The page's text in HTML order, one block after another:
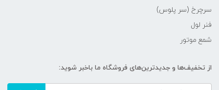
سرچرخ (سر پلوس)
فنر لول
شمع موتور
از تخفیف‌ها و جدیدترین‌های فروشگاه ما باخبر شوید: